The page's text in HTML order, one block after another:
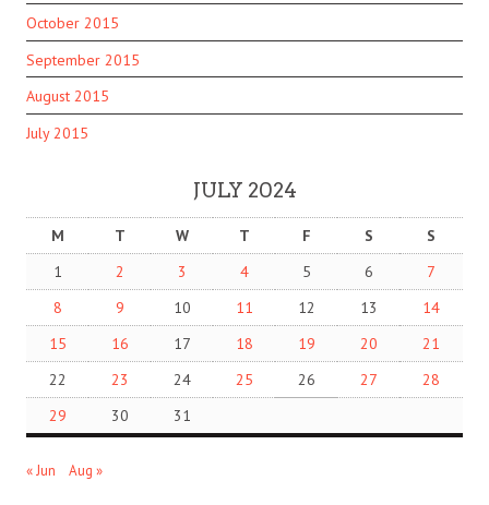
October 2015
September 2015
August 2015
July 2015
JULY 2024
M T W T F S
S
1
2 3 4 5 6
7
8
9 10 11 12 13
14
15
16 17 18 19 20
21
22
23 24 25 26 27
28
29
30 31
« Jun Aug »